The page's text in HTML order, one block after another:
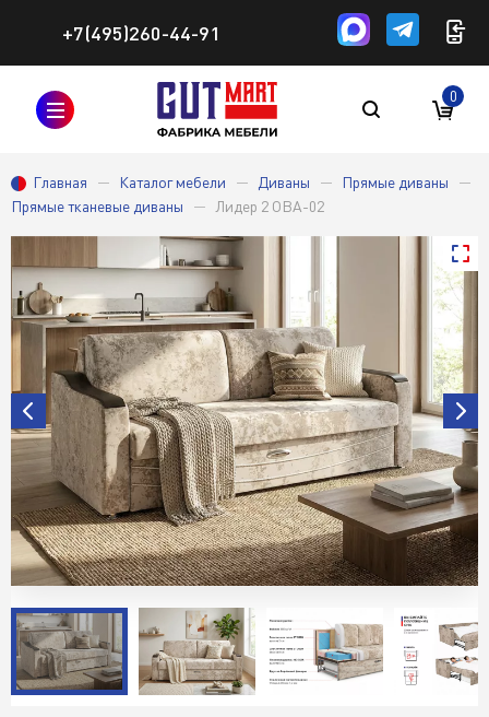
+7(495)260-44-91
0
Главная Каталог мебели Диваны
Прямые диваны
Прямые тканевые диваны
Лидер 2 ОВА-02